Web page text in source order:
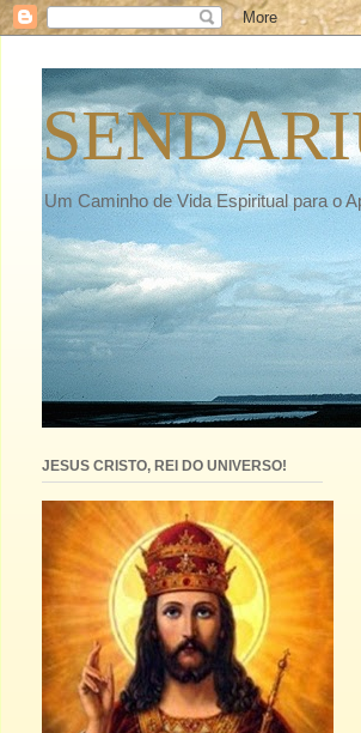
Um Caminho de Vida Espiritual para o
JESUS CRISTO, REI DO UNIVERSO!